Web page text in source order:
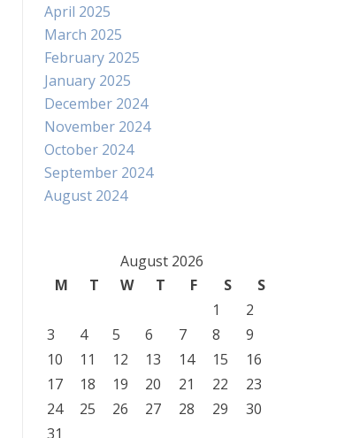
April 2025
March 2025
February 2025
January 2025
December 2024
November 2024
October 2024
September 2024
August 2024
August 2026
M
T W T F S
S
1
2
3
4 5 6 7 8
9
10
11 12 13 14 15
16
17
18 19 20 21 22
23
24
25 26 27 28 29
30
31